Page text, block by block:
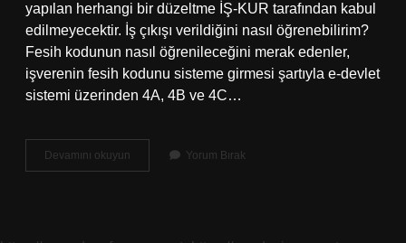
yapılan herhangi bir düzeltme İŞ-KUR tarafından kabul
edilmeyecektir. İş çıkışı verildiğini nasıl öğrenebilirim?
Fesih kodunun nasıl öğrenileceğini merak edenler,
işverenin fesih kodunu sisteme girmesi şartıyla e-devlet
sistemi üzerinden 4A, 4B ve 4C…
Devamını okuyun
Çıkış
Yorum Bırak